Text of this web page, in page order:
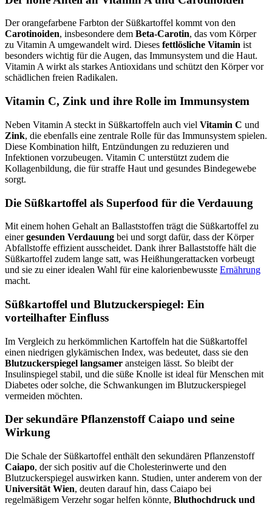
Der orangefarbene Farbton der Süßkartoffel kommt von den
Carotinoiden, insbesondere dem Beta-Carotin, das vom Körper
zu Vitamin A umgewandelt wird. Dieses fettlösliche Vitamin ist
besonders wichtig für die Augen, das Immunsystem und die Haut.
Vitamin A wirkt als starkes Antioxidans und schützt den Körper vor
schädlichen freien Radikalen.
Vitamin C, Zink und ihre Rolle im Immunsystem
Neben Vitamin A steckt in Süßkartoffeln auch viel Vitamin C und
Zink, die ebenfalls eine zentrale Rolle für das Immunsystem spielen.
Diese Kombination hilft, Entzündungen zu reduzieren und
Infektionen vorzubeugen. Vitamin C unterstützt zudem die
Kollagenbildung, die für straffe Haut und gesundes Bindegewebe
sorgt.
Die Süßkartoffel als Superfood für die Verdauung
Mit einem hohen Gehalt an Ballaststoffen trägt die Süßkartoffel zu
einergesunden Verdauung bei und sorgt dafür, dass der Körper
Abfallstoffe effizient ausscheidet. Dank ihrer Ballaststoffe hält die
Süßkartoffel zudem lange satt, was Heißhungerattacken vorbeugt
und sie zu einer idealen Wahl für eine kalorienbewusste Ernährung
macht.
Süßkartoffel und Blutzuckerspiegel: Ein
vorteilhafter Einfluss
Im Vergleich zu herkömmlichen Kartoffeln hat die Süßkartoffel
einen niedrigen glykämischen Index, was bedeutet, dass sie den
Blutzuckerspiegel langsamer ansteigen lässt. So bleibt der
Insulinspiegel stabil, und die süße Knolle ist ideal für Menschen mit
Diabetes oder solche, die Schwankungen im Blutzuckerspiegel
vermeiden möchten.
Der sekundäre Pflanzenstoff Caiapo und seine
Wirkung
Die Schale der Süßkartoffel enthält den sekundären Pflanzenstoff
Caiapo, der sich positiv auf die Cholesterinwerte und den
Blutzuckerspiegel auswirken kann. Studien, unter anderem von der
Universität Wien, deuten darauf hin, dass Caiapo bei
regelmäßigem Verzehr sogar helfen könnte, Bluthochdruck und